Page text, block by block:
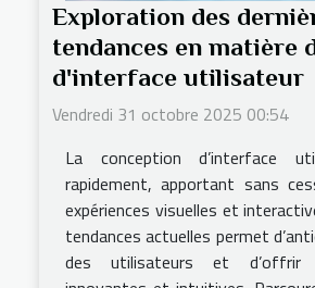
Exploration des
tendances en matière
d'interface utilisateur
Vendredi 31 octobre 2025 00:54
La conception d’interface
rapidement, apportant sans
expériences visuelles et
tendances actuelles permet
des utilisateurs et d’offrir